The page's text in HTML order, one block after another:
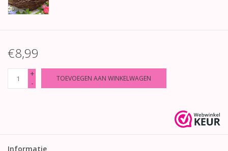
€8,99
+
-
TOEVOEGEN AAN WINKELWAGEN
Informatie